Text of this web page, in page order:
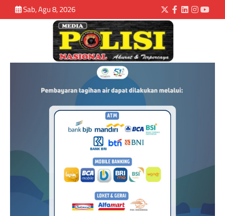
Sab, Agu 8, 2026